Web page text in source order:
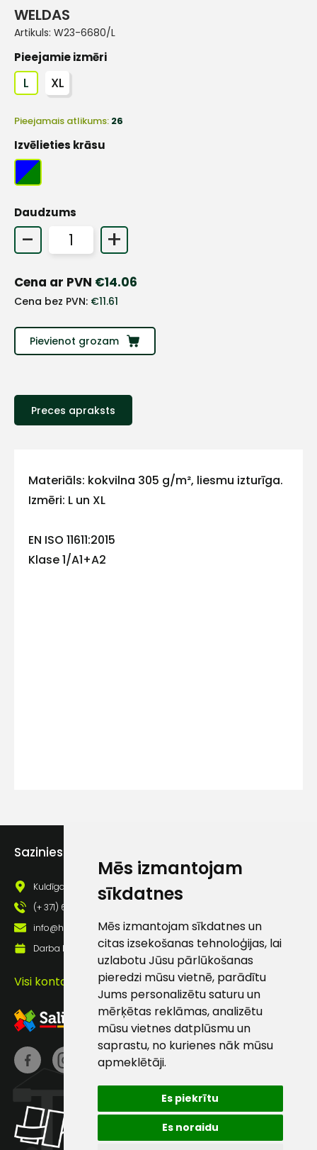
Mēs izmantojam
sīkdatnes
Mēs izmantojam sīkdatnes un
citas izsekošanas tehnoloģijas, lai
uzlabotu Jūsu pārlūkošanas
pieredzi mūsu vietnē, parādītu
Jums personalizētu saturu un
mērķētas reklāmas, analizētu
mūsu vietnes datplūsmu un
saprastu, no kurienes nāk mūsu
apmeklētāji.
Es piekrītu
Es noraidu
WELDAS
Artikuls: W23-6680/L
Pieejamie izmēri
L XL
Pieejamais atlikums: 26
Izvēlieties krāsu
Daudzums
- +
Cena ar PVN €14.06
Cena bez PVN: €11.61
Pievienot grozam
Preces apraksts
Materiāls: kokvilna 305 g/m², liesmu izturīga.
Izmēri: L un XL
EN ISO 11611:2015
Klase 1/A1+A2
Sazinies ar mums
Kuldīgas iela 69a, Saldus, Saldus nov., LV - 3801
(+ 371) 63 881 186
info@hards.lv
Darba laiks: Darbadienās: 8:00 - 17:00
Visi kontakti
Klientu
atbalsts
Darbdienās:
8:00 – 17:00
info@hards.lv
+